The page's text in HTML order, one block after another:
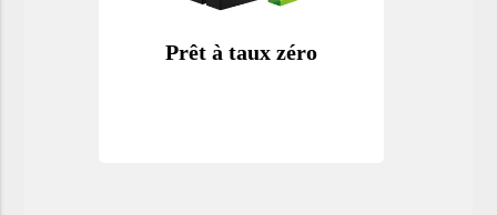
Prêt à taux zéro